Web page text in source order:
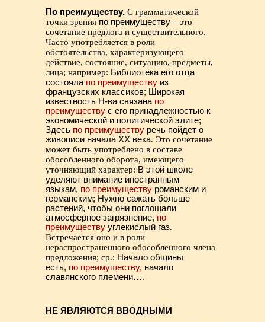
По преимуществу. С грамматической
точки зрения по преимуществу – это
сочетание предлога и существительного.
Часто употребляется в роли
обстоятельства, характеризующего
действие, состояние, ситуацию, предметы,
лица; например: Библиотека его отца
состояла по преимуществу из
французских классиков; Широкая
известность Н-ва связана по
преимуществу с его принадлежностью к
экономической и политической элите;
Здесь по преимуществу речь пойдет о
живописи начала ХХ века. Это сочетание
может быть употреблено в составе
обособленного оборота, имеющего
уточняющий характер: В этой школе
уделяют внимание иностранным
языкам, по преимуществу романским и
германским; Нужно сажать больше
растений, чтобы они поглощали
атмосферное загрязнение, по
преимуществу углекислый газ.
Встречается оно и в роли
нераспространенного обособленного члена
предложения; ср.: Начало общины
есть, по преимуществу, начало
славянского племени….
НЕ ЯВЛЯЮТСЯ ВВОДНЫМИ